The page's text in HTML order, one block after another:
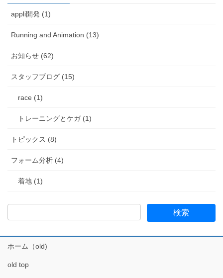
appli開発 (1)
Running and Animation (13)
お知らせ (62)
スタッフブログ (15)
race (1)
トレーニングとケガ (1)
トピックス (8)
フォーム分析 (4)
着地 (1)
ホーム（old)
old top